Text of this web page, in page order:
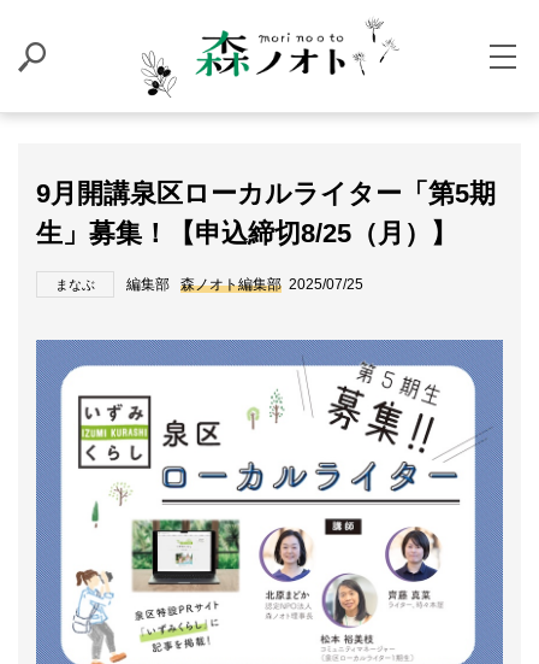
9月開講泉区ローカルライター「第5期
生」募集！【申込締切8/25（月）】
まなぶ 編集部 森ノオト編集部 2025/07/25